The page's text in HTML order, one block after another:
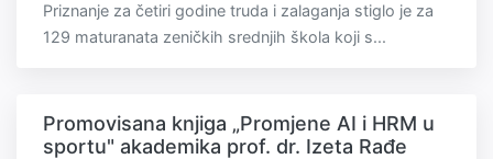
Priznanje za četiri godine truda i zalaganja stiglo je za
129 maturanata zeničkih srednjih škola koji s...
Promovisana knjiga „Promjene AI i HRM u
sportu" akademika prof. dr. Izeta Rađe